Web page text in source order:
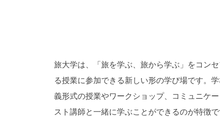
旅大学は、「旅を学ぶ、旅から学ぶ」をコン
る授業に参加できる新しい形の学び場です。
義形式の授業やワークショップ、コミュニケ
スト講師と一緒に学ぶことができるのが特徴